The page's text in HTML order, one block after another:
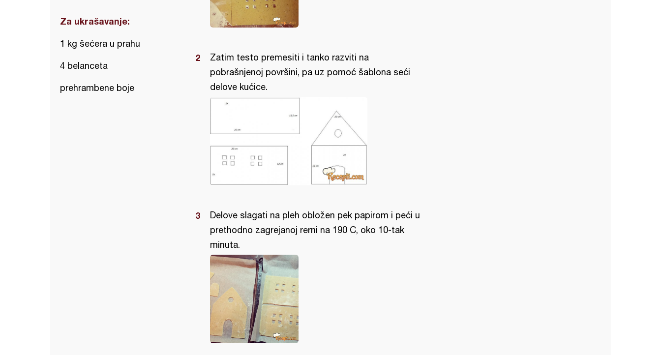
Za ukrašavanje:
1 kg šećera u prahu
4 belanceta
prehrambene boje
Zatim testo premesiti i tanko razviti na
pobrašnjenoj površini, pa uz pomoć šablona seći
delove kućice.
Delove slagati na pleh obložen pek papirom i peći u
prethodno zagrejanoj rerni na 190 C, oko 10-tak
minuta.